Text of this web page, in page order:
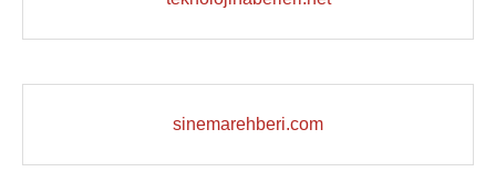
sinemarehberi.com